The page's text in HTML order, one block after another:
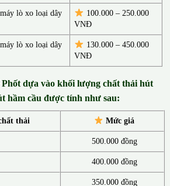
lò xo loại dây
100.000 – 250.000
VNĐ
lò xo loại dây
130.000 –450.000
VNĐ
dựa vào khối lượng chất thải hút
hầm cầu được tính như sau:
thải Mức giá
500.000 đồng
400.000 đồng
350.000 đồng